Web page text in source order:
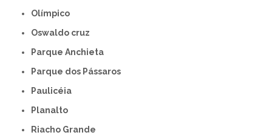
Olímpico
Oswaldo cruz
Parque Anchieta
Parque dos Pássaros
Paulicéia
Planalto
Riacho Grande